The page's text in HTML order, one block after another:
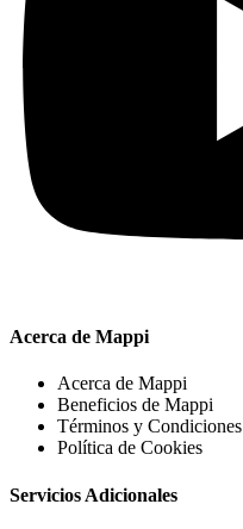
Acerca de Mappi
Acerca de Mappi
Beneficios de Mappi
Términos y Condiciones
Política de Cookies
Servicios Adicionales